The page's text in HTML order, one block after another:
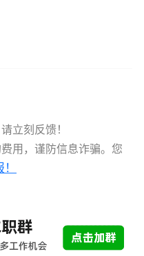
立刻反馈！
用，谨防信息诈骗。您